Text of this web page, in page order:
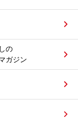
の
ガジン